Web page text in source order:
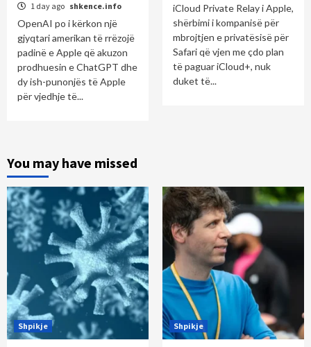
1 day ago shkence.info
OpenAI po i kërkon një
gjyqtari amerikan të rrëzojë
padinë e Apple që akuzon
prodhuesin e ChatGPT dhe
dy ish-punonjës të Apple
për vjedhje të...
iCloud Private Relay i Apple,
shërbimi i kompanisë për
mbrojtjen e privatësisë për
Safari që vjen me çdo plan
të paguar iCloud+, nuk
duket të...
You may have missed
Shpikje Shpikje